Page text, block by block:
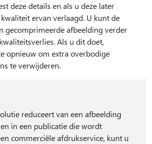
deze details en als u deze later
ervan verlaagd. U kunt de
gecomprimeerde afbeelding verder
Als u dit doet,
opnieuw om extra overbodige
te verwijderen.
reduceert van een afbeelding
in een publicatie die wordt
commerciële afdrukservice, kunt u